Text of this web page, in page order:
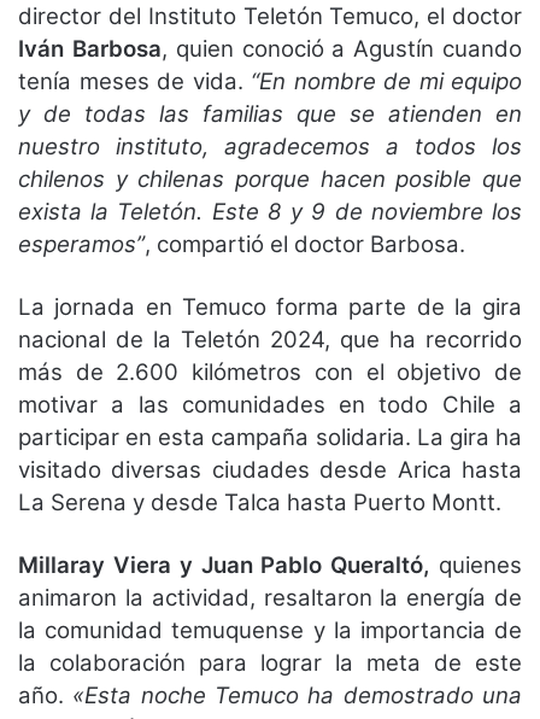
director del Instituto Teletón Temuco, el doctor
Iván Barbosa, quien conoció a Agustín cuando
tenía meses de vida. “En nombre de mi equipo
y de todas las familias que se atienden en
nuestro instituto, agradecemos a todos los
chilenos y chilenas porque hacen posible que
exista la Teletón. Este 8 y 9 de noviembre los
esperamos”, compartió el doctor Barbosa.
La jornada en Temuco forma parte de la gira
nacional de la Teletón 2024, que ha recorrido
más de 2.600 kilómetros con el objetivo de
motivar a las comunidades en todo Chile a
participar en esta campaña solidaria. La gira ha
visitado diversas ciudades desde Arica hasta
La Serena y desde Talca hasta Puerto Montt.
Millaray Viera y Juan Pablo Queraltó, quienes
animaron la actividad, resaltaron la energía de
la comunidad temuquense y la importancia de
la colaboración para lograr la meta de este
año. «Esta noche Temuco ha demostrado una